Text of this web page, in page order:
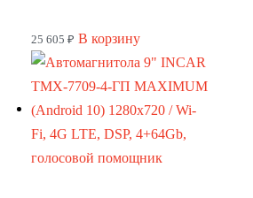
25 605 ₽ В корзину